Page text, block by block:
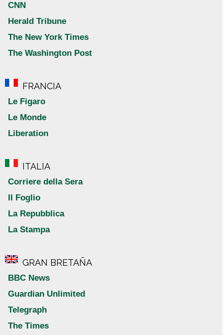
CNN
Herald Tribune
The New York Times
The Washington Post
FRANCIA
Le Figaro
Le Monde
Liberation
ITALIA
Corriere della Sera
Il Foglio
La Repubblica
La Stampa
GRAN BRETAÑA
BBC News
Guardian Unlimited
Telegraph
The Times